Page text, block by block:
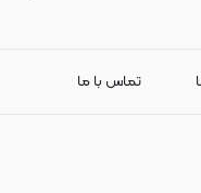
تماس با ما